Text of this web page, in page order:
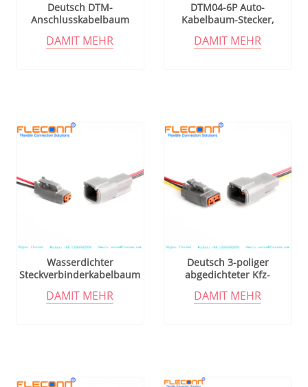
Deutsch DTM-
Anschlusskabelbaum
wasserdicht versiegeltes
DAMIT MEHR
DTM04-6P Auto-
Kabelbaum-Stecker,
Stecker
DAMIT MEHR
Wasserdichter
Steckverbinderkabelbaum
von Deutsch
DAMIT MEHR
Deutsch 3-poliger
abgedichteter Kfz-
wasserdichter
DAMIT MEHR